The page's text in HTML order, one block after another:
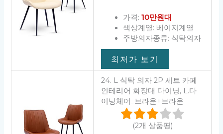
가격: 10만원대
색상계열: 베이지계열
주방의자종류: 식탁의자
최저가 보기
24. L 식탁 의자 2P 세트 카페
인테리어 화장대 다이닝, L.다
이닝체어_브라운+브라운
(2개 상품평)